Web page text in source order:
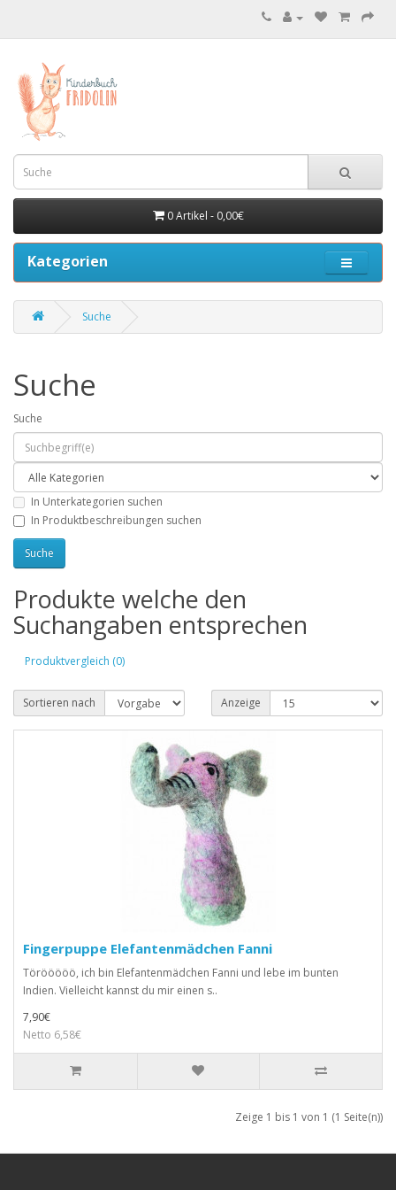
0 Artikel - 0,00€
Kategorien
Suche
Suche
Suche
In Unterkategorien suchen
In Produktbeschreibungen suchen
Produkte welche den
Suchangaben entsprechen
Produktvergleich (0)
Sortieren nach Anzeige
Fingerpuppe Elefantenmädchen Fanni
Törööööö, ich bin Elefantenmädchen Fanni und lebe im bunten
Indien. Vielleicht kannst du mir einen s..
7,90€
Netto 6,58€
Zeige 1 bis 1 von 1 (1 Seite(n))